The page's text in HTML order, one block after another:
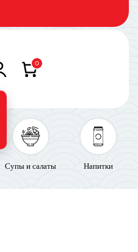
0
Супы и салаты Напитки